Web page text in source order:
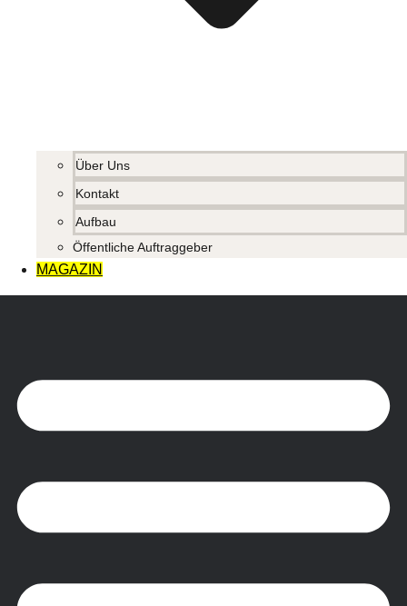
Über Uns
Kontakt
Aufbau
Öffentliche Auftraggeber
MAGAZIN